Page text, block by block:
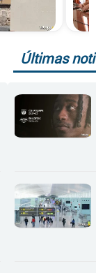
Últimas